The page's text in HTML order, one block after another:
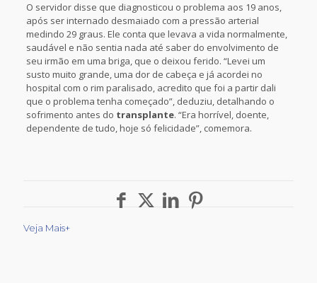
O servidor disse que diagnosticou o problema aos 19 anos,
após ser internado desmaiado com a pressão arterial
medindo 29 graus. Ele conta que levava a vida normalmente,
saudável e não sentia nada até saber do envolvimento de
seu irmão em uma briga, que o deixou ferido. “Levei um
susto muito grande, uma dor de cabeça e já acordei no
hospital com o rim paralisado, acredito que foi a partir dali
que o problema tenha começado”, deduziu, detalhando o
sofrimento antes do transplante. “Era horrível, doente,
dependente de tudo, hoje só felicidade”, comemora.
Veja Mais+